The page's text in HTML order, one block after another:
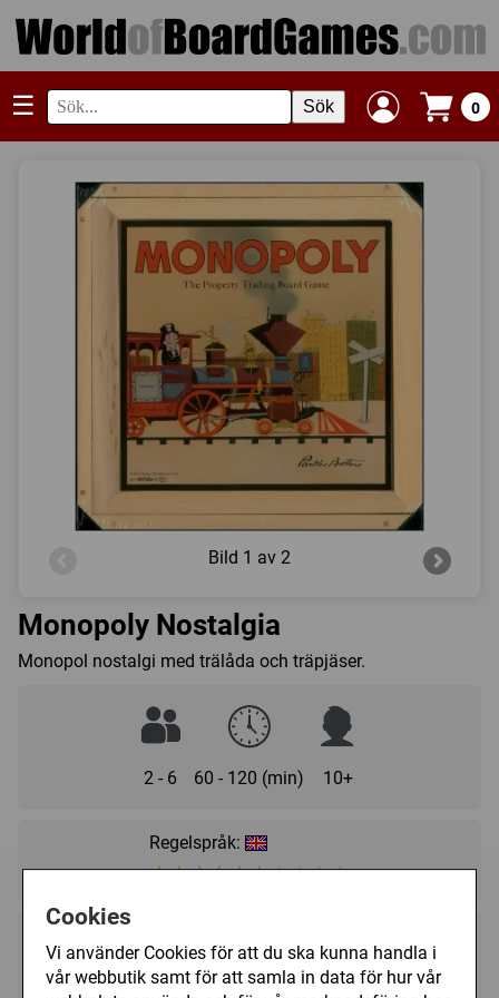
Cookies
Vi använder Cookies för att du ska kunna handla i
vår webbutik samt för att samla in data för hur vår
☰ Sök 0
Bild 1 av 2
Monopoly Nostalgia
Monopol nostalgi med trälåda och träpjäser.
2 - 6 60 - 120 (min) 10+
Regelspråk:
★★★★★★★★★★
★★★★★★★★★★
399 kr Utgått